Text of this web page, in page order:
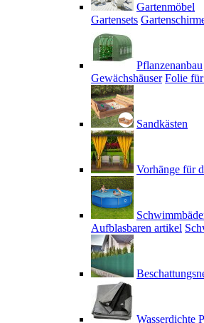
Gartenmöbel
Gartensets
Pflanzenanbau
Gewächshäuser Folie für
Sandkästen
Vorhänge für
Aufblasbaren artikel
Wasserdichte